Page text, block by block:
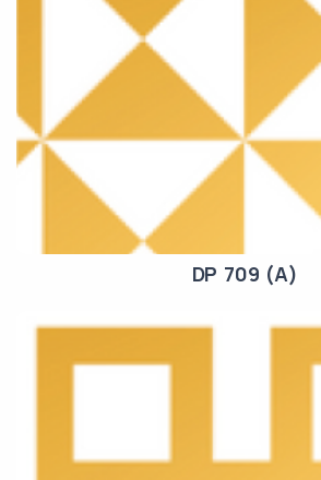
DP 709 (A)